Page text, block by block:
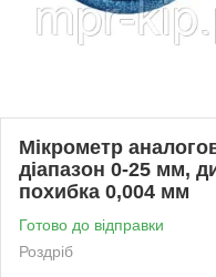
Мікрометр
діапазон 0-25 мм,
похибка 0,004 мм
Готово до відправки
Роздріб